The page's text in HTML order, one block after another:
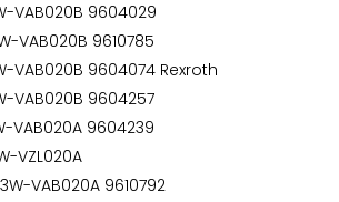
VAB020B 9604029
VAB020B 9610785
VAB020B 9604074 Rexroth
VAB020B 9604257
VAB020A 9604239
VZL020A
VAB020A 9610792